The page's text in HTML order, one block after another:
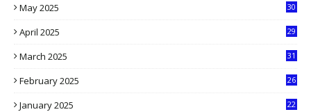
May 2025
30
April 2025
29
March 2025
31
February 2025
26
January 2025
22